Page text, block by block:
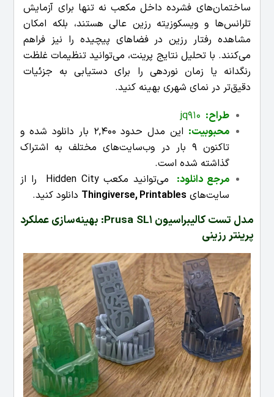
ساختمان‌های فشرده داخل مکعب نه تنها برای آزمایش
تلرانس‌ها و ویسکوزیته رزین عالی هستند، بلکه امکان
مشاهده رفتار رزین در فضاهای پیچیده را نیز فراهم
می‌کنند. با تحلیل نتایج پرینت، می‌توانید تنظیمات غلظت
رنگدانه یا زمان نوردهی را برای دستیابی به جزئیات
دقیق‌تر در نمای شهری بهینه کنید.
طراح:
jq910
محبوبیت:
این مدل حدود 2,400 بار دانلود شده و
تاکنون 9 بار در وب‌سایت‌های مختلف به اشتراک
گذاشته شده است.
مرجع دانلود:
می‌توانید مکعب Hidden City را از
سایت‌های
Thingiverse,Printables دانلود کنید.
مدل تست کالیبراسیون Prusa SL1: بهینه‌سازی عملکرد
پرینتر رزینی